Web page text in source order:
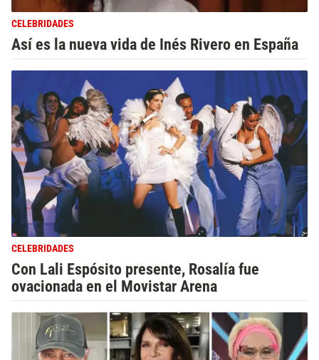
CELEBRIDADES
Así es la nueva vida de Inés Rivero en España
CELEBRIDADES
Con Lali Espósito presente, Rosalía fue
ovacionada en el Movistar Arena